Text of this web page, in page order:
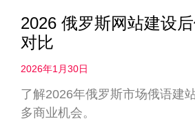
2026 俄罗斯网站建设
对比
2026年1月30日
了解2026年俄罗斯市场俄语建
多商业机会。